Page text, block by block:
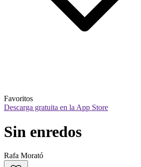
Favoritos
Descarga gratuita en la App Store
Sin enredos
Rafa Morató